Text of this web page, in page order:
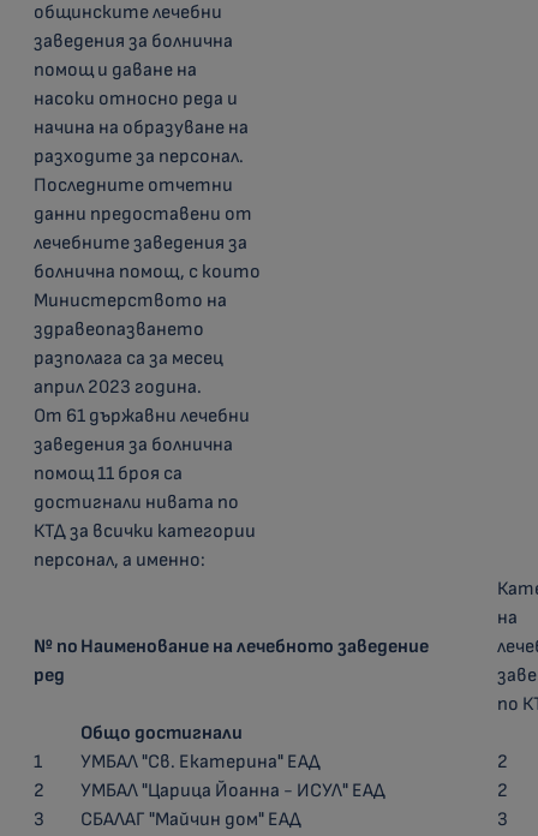
общинските лечебни
заведения за болнична
помощ и даване на
насоки относно реда и
начина на образуване на
разходите за персонал.
Последните отчетни
данни предоставени от
лечебните заведения за
болнична помощ, с които
Министерството на
здравеопазването
разполага са за месец
април 2023 година.
От 61 държавни лечебни
заведения за болнична
помощ 11 броя са
достигнали нивата по
КТД за всички категории
персонал, а именно:
№ по
ред
Наименование на лечебното заведение
на
по
Общо достигнали
1
УМБАЛ "Св. Екатерина" ЕАД
2
2
УМБАЛ "Царица Йоанна - ИСУЛ" ЕАД
2
3
СБАЛАГ "Майчин дом" ЕАД
3